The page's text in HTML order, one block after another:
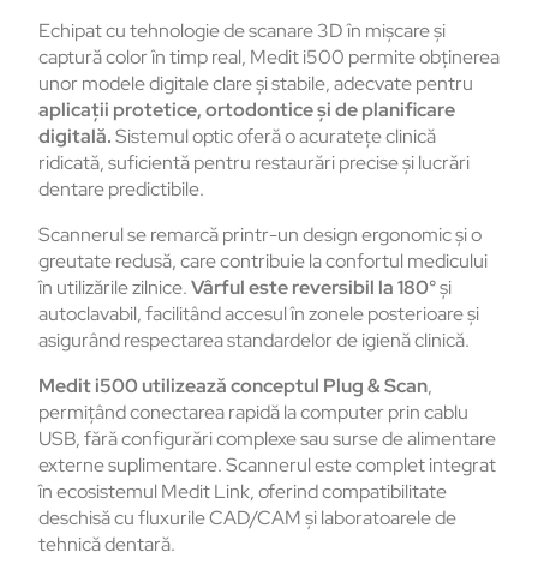
Echipat cu tehnologie de scanare 3D în mișcare și
captură color în timp real, Medit i500 permite obținerea
unor modele digitale clare și stabile, adecvate pentru
aplicații protetice, ortodontice și de planificare
digitală.Sistemul optic oferă o acuratețe clinică
ridicată, suficientă pentru restaurări precise și lucrări
dentare predictibile.
Scannerul se remarcă printr-un design ergonomic și o
greutate redusă, care contribuie la confortul medicului
în utilizările zilnice.Vârful este reversibil la 180°și
autoclavabil, facilitând accesul în zonele posterioare și
asigurând respectarea standardelor de igienă clinică.
Medit i500 utilizează conceptul Plug & Scan,
permițând conectarea rapidă la computer prin cablu
USB, fără configurări complexe sau surse de alimentare
externe suplimentare. Scannerul este complet integrat
în ecosistemul Medit Link, oferind compatibilitate
deschisă cu fluxurile CAD/CAM și laboratoarele de
tehnică dentară.